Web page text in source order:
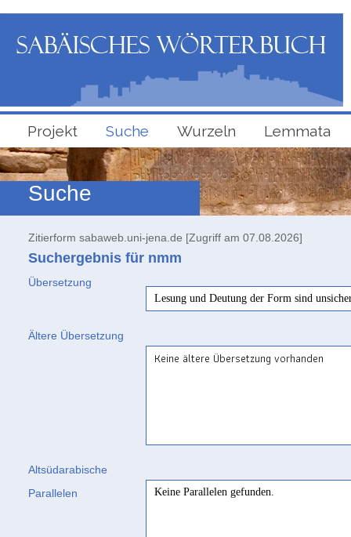
Projekt Suche Wurzeln Lemmata
Suche
Zitierform sabaweb.uni-jena.de [Zugriff am 07.08.2026]
Suchergebnis für nmm
Übersetzung
Lesung und Deutung der Form sind
Ältere Übersetzung
Keine ältere Übersetzung vorhanden
Altsüdarabische
Parallelen
Keine Parallelen gefunden.